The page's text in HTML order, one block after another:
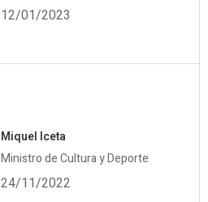
12/01/2023
Miquel Iceta
Ministro de Cultura y Deporte
24/11/2022